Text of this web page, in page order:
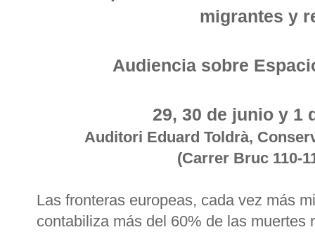
migrantes y
Audiencia sobre
29, 30 de junio y 1
Auditori Eduard Toldrà,
(Carrer Bruc 110-
Las fronteras europeas, cada vez más
contabiliza más del 60% de las muertes